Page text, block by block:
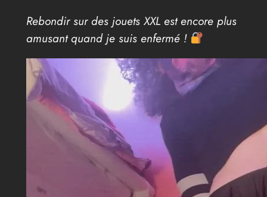
Rebondir sur des jouets XXL est encore plus
amusant quand je suis enfermé !